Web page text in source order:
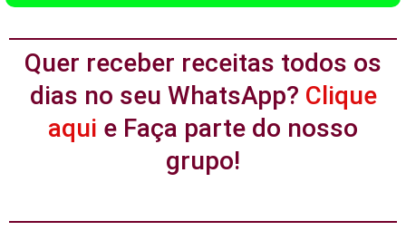
Quer receber receitas todos os
dias no seu WhatsApp? Clique
aqui e Faça parte do nosso
grupo!